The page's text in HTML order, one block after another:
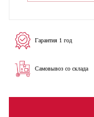
Гарантия 1 год
Самовывоз со склада